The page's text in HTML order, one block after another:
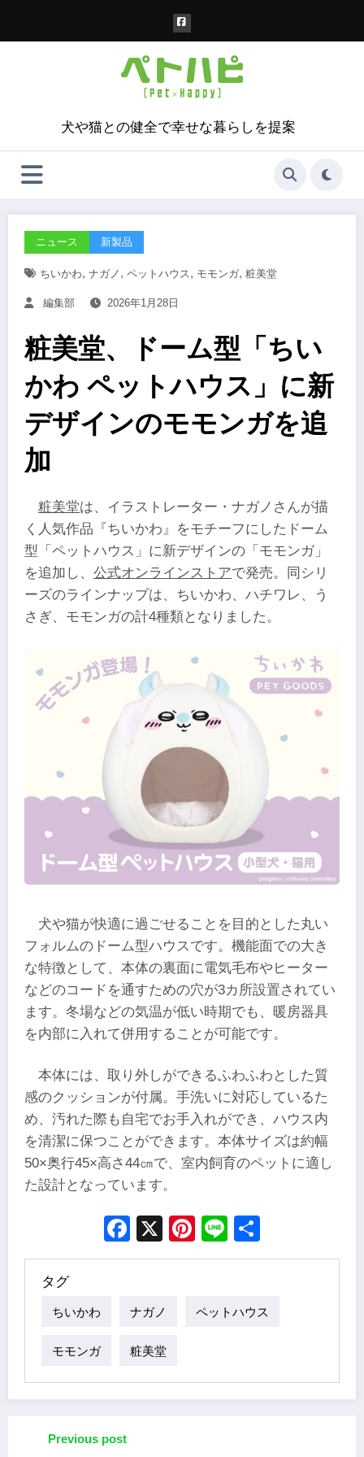
犬や猫との健全で幸せな暮らしを提案
ニュース 新製品
ちいかわ, ナガノ , ペットハウス, モモンガ, 粧美堂
編集部 2026年1月28日
粧美堂、ドーム型「ちい
かわ ペットハウス」に新
デザインのモモンガを追
加
粧美堂は、イラストレーター・ナガノさんが描
く人気作品『ちいかわ』をモチーフにしたドーム
型「ペットハウス」に新デザインの「モモンガ」
を追加し、 公式オンラインストアで発売。同シリ
ーズのラインナップは、ちいかわ、ハチワレ、う
さぎ、モモンガの計4種類となりました。
犬や猫が快適に過ごせることを目的とした丸い
フォルムのドーム型ハウスです。機能面での大き
な特徴として、本体の裏面に電気毛布やヒーター
などのコードを通すための穴が3カ所設置されてい
ます。冬場などの気温が低い時期でも、暖房器具
を内部に入れて併用することが可能です。
本体には、取り外しができるふわふわとした質
感のクッションが付属。手洗いに対応しているた
め、汚れた際も自宅でお手入れができ、ハウス内
を清潔に保つことができます。本体サイズは約幅
50×奥行45×高さ44㎝で、室内飼育のペットに適し
た設計となっています。
Facebook
X Pinterest
Line
タグ
ちいかわ ナガノ ペットハウス
モモンガ 粧美堂
Previous post